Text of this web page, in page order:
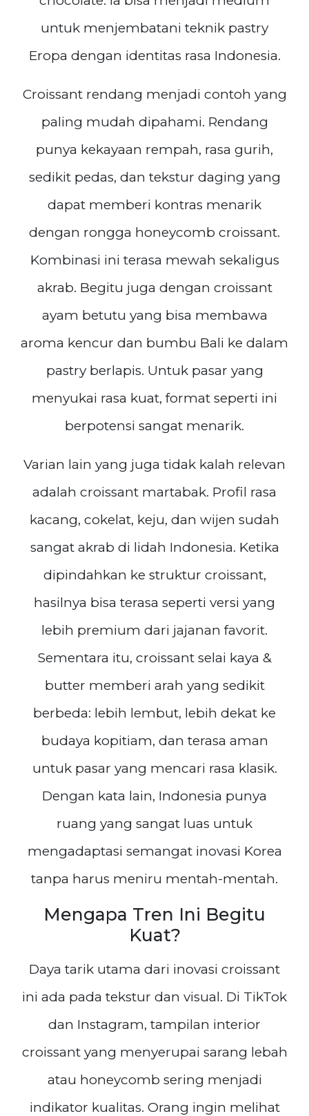
untuk menjembatani teknik pastry
Eropa dengan identitas rasa Indonesia.
Croissant rendang menjadi contoh yang
paling mudah dipahami. Rendang
punya kekayaan rempah, rasa gurih,
sedikit pedas, dan tekstur daging yang
dapat memberi kontras menarik
dengan rongga honeycomb croissant.
Kombinasi ini terasa mewah sekaligus
akrab. Begitu juga dengan croissant
ayam betutu yang bisa membawa
aroma kencur dan bumbu Bali ke dalam
pastry berlapis. Untuk pasar yang
menyukai rasa kuat, format seperti ini
berpotensi sangat menarik.
Varian lain yang juga tidak kalah relevan
adalah croissant martabak. Profil rasa
kacang, cokelat, keju, dan wijen sudah
sangat akrab di lidah Indonesia. Ketika
dipindahkan ke struktur croissant,
hasilnya bisa terasa seperti versi yang
lebih premium dari jajanan favorit.
Sementara itu, croissant selai kaya &
butter memberi arah yang sedikit
berbeda: lebih lembut, lebih dekat ke
budaya kopitiam, dan terasa aman
untuk pasar yang mencari rasa klasik.
Dengan kata lain, Indonesia punya
ruang yang sangat luas untuk
mengadaptasi semangat inovasi Korea
tanpa harus meniru mentah-mentah.
Mengapa Tren Ini Begitu
Kuat?
Daya tarik utama dari inovasi croissant
ini ada pada tekstur dan visual. Di TikTok
dan Instagram, tampilan interior
croissant yang menyerupai sarang lebah
atau honeycomb sering menjadi
indikator kualitas. Orang ingin melihat